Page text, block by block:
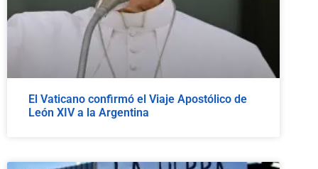
El Vaticano confirmó el Viaje Apostólico de
León XIV a la Argentina